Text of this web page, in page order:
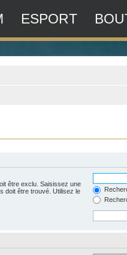
ESPORT
être exclu. Saisissez une
doit être trouvé. Utilisez le